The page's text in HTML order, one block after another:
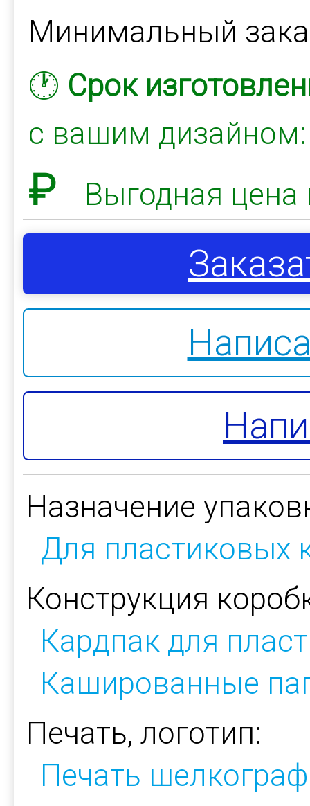
Минимальный
🕐 Срок
с вашим
₽ Выгодная
Назначение
Для пластиковых
Конструкция
Кардпак для
Кашированные
Печать, логотип:
Печать